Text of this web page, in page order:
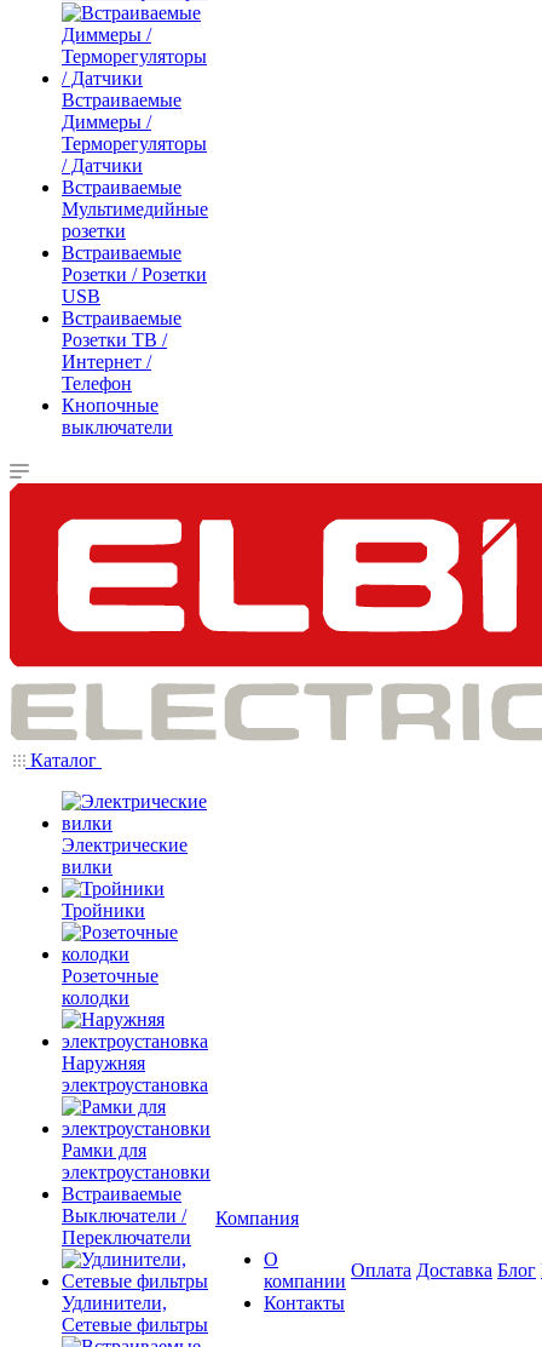
Встраиваемые
Диммеры /
Терморегуляторы
/ Датчики
Встраиваемые
Мультимедийные
розетки
Встраиваемые
Розетки / Розетки
USB
Встраиваемые
Розетки ТВ /
Интернет /
Телефон
Кнопочные
выключатели
Каталог
Электрические
вилки
Тройники
Розеточные
колодки
Наружняя
электроустановка
Рамки для
электроустановки
Встраиваемые
Выключатели /
Переключатели
Удлинители,
Сетевые фильтры
Компания
О
компании
Контакты
Оплата Доставка Блог